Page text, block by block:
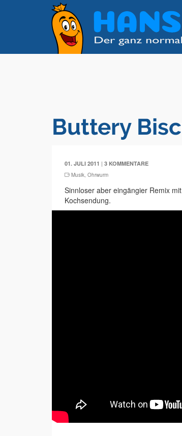
Buttery
01. JULI 2011 | 3 KOMMENTARE
Musik, Ohrwurm
Sinnloser aber eingängier Remix
Kochsendung.